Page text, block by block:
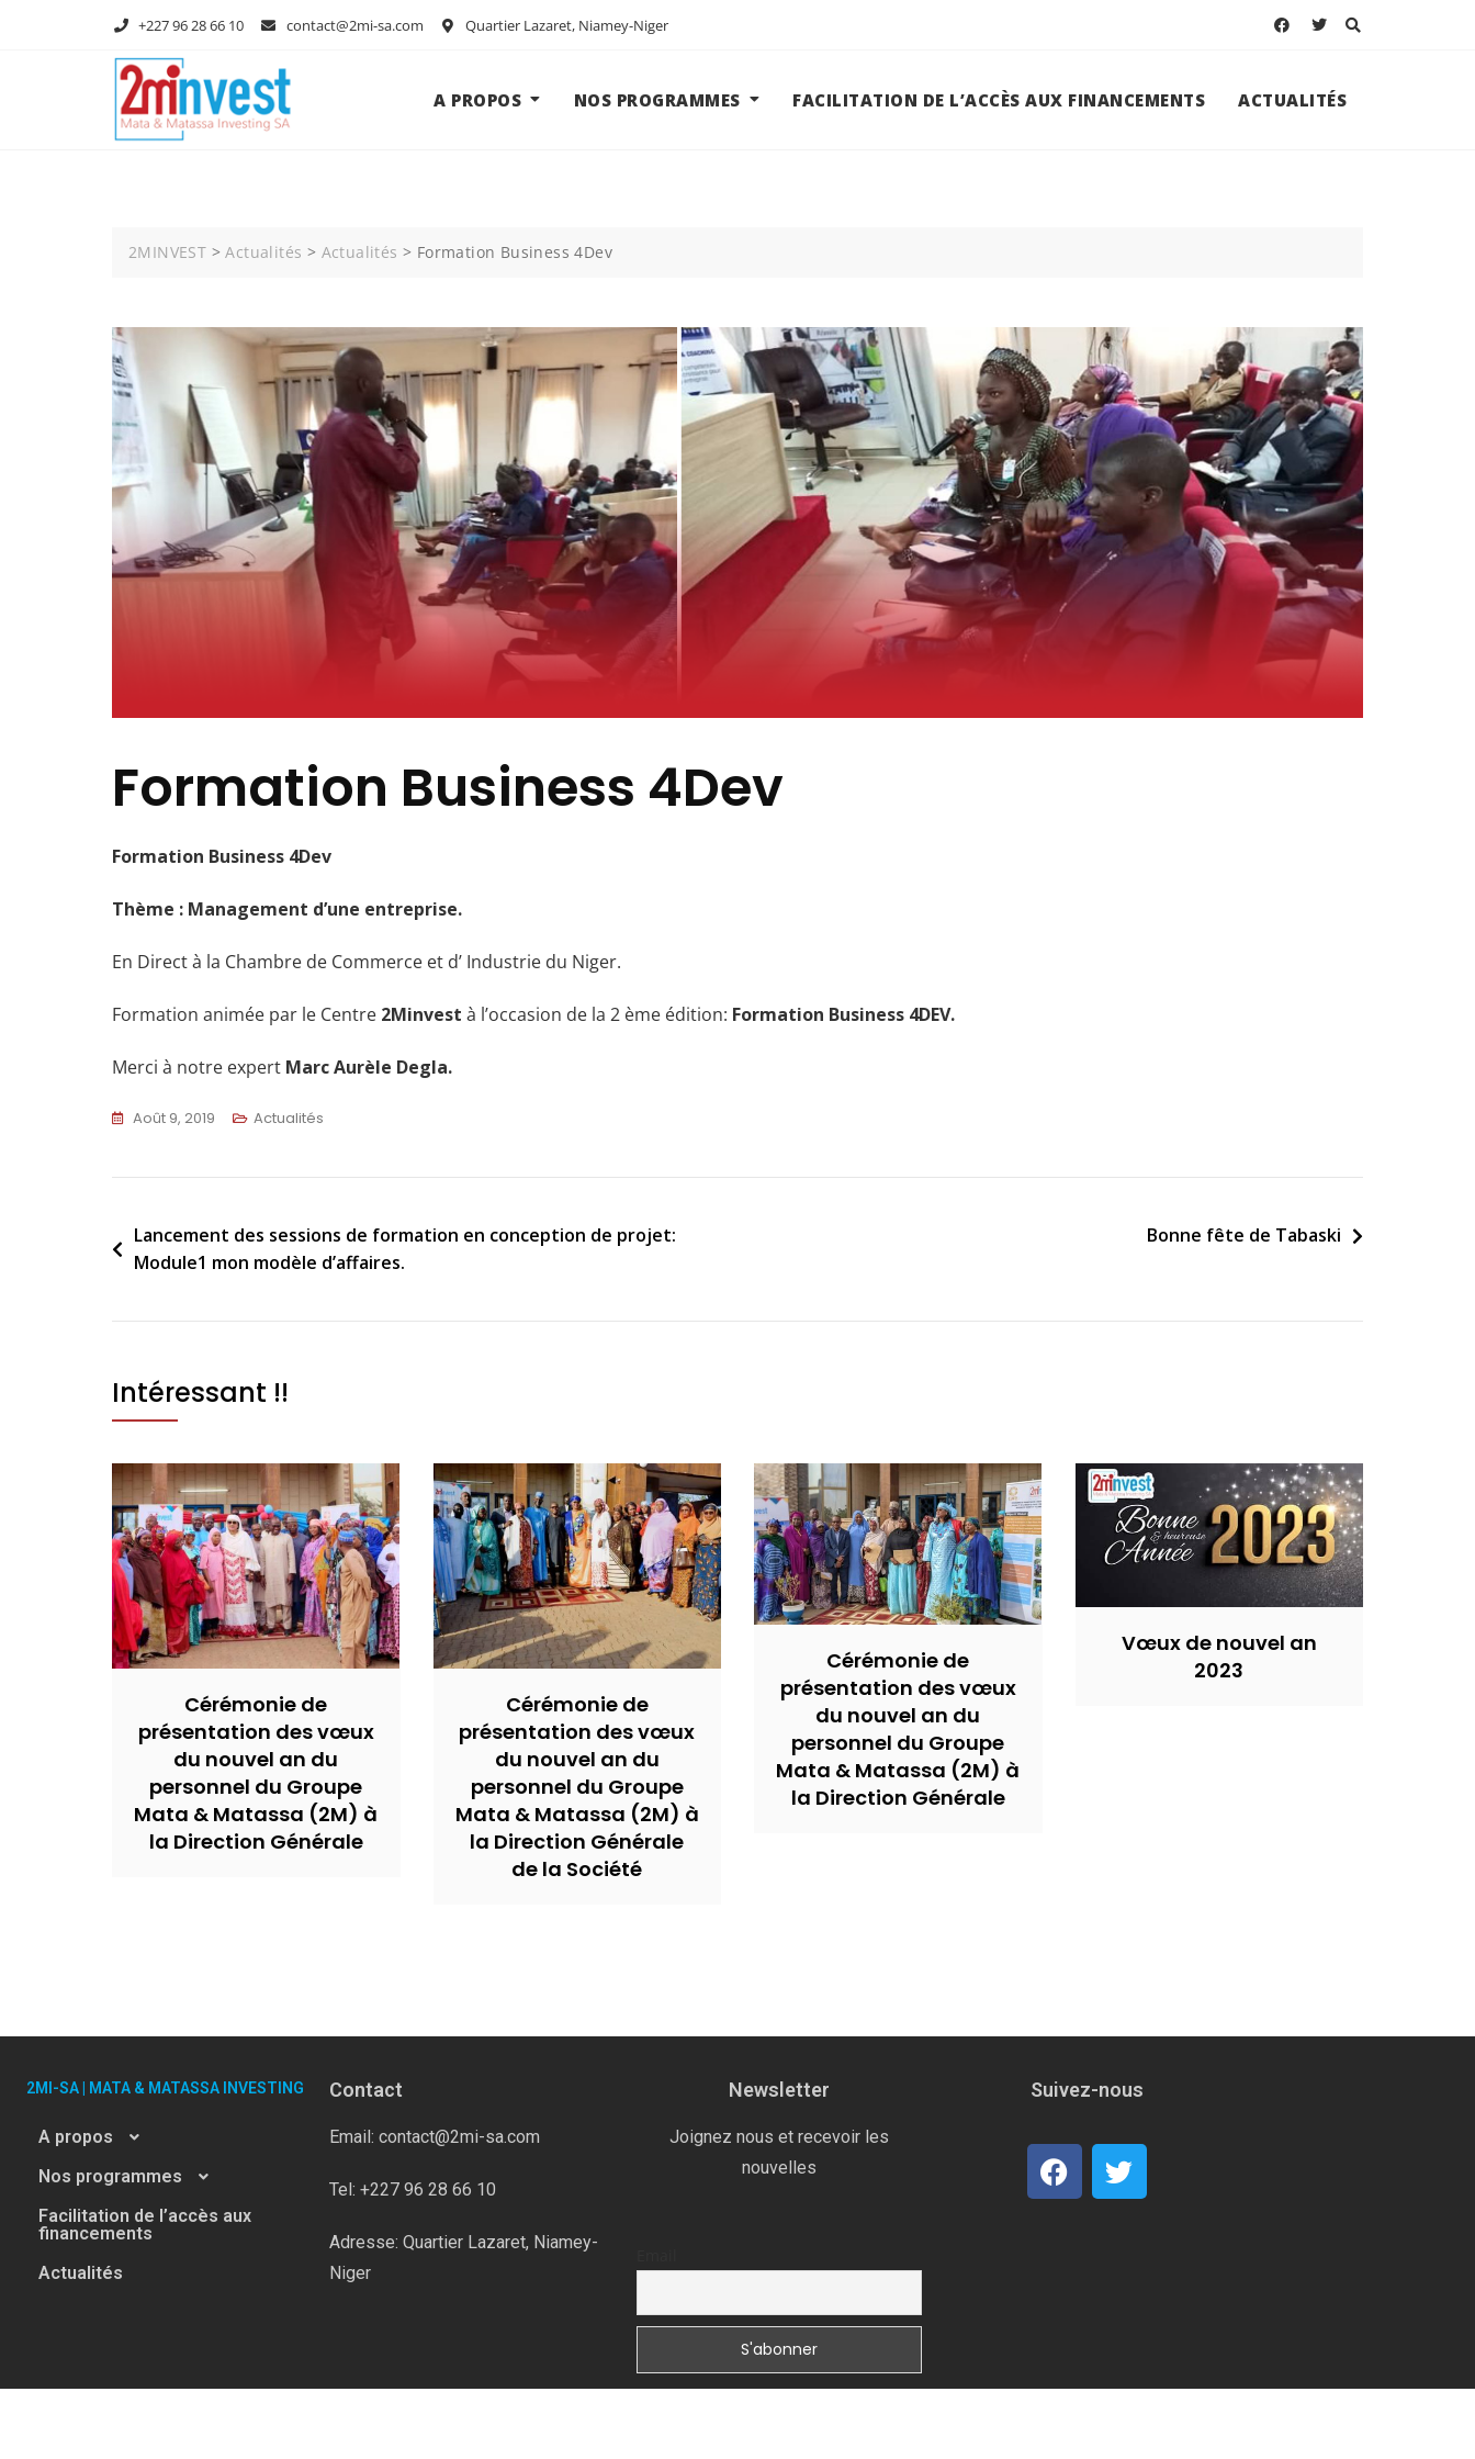
+227 96 28 66 10 contact@2mi-sa.com Quartier Lazaret, Niamey-Niger
A PROPOS NOS PROGRAMMES FACILITATION DE L’ACCÈS AUX FINANCEMENTS ACTUALITÉS
2MINVEST >Actualités > Actualités > Formation Business 4Dev
Formation Business 4Dev
Formation Business 4Dev
Thème : Management d’une entreprise.
En Direct à la Chambre de Commerce et d’ Industrie du Niger.
Formation animée par le Centre 2Minvest à l’occasion de la 2 ème édition: Formation Business 4DEV.
Merci à notre expert Marc Aurèle Degla.
Août 9, 2019 Actualités
Lancement des sessions de formation en conception de projet:
Module1 mon modèle d’affaires.
Bonne fête de Tabaski
Intéressant !!
Cérémonie de
présentation des vœux
du nouvel an du
personnel du Groupe
Mata & Matassa (2M) à
la Direction Générale
Cérémonie de
présentation des vœux
du nouvel an du
personnel du Groupe
Mata & Matassa (2M) à
la Direction Générale
de la Société
Cérémonie de
présentation des vœux
du nouvel an du
personnel du Groupe
Mata & Matassa (2M) à
la Direction Générale
Vœux de nouvel an
2023
2MI-SA | MATA & MATASSA INVESTING
A propos
Nos programmes
Facilitation de l’accès aux
financements
Actualités
Contact
Email: contact@2mi-sa.com
Tel: +227 96 28 66 10
Adresse: Quartier Lazaret, Niamey-
Niger
Newsletter
Joignez nous et recevoir les
nouvelles
Suivez-nous